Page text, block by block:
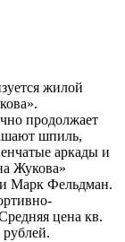
жилой
продолжает
шпиль,
аркады и
Жукова»
Марк Фельдман.
цена кв.
рублей.